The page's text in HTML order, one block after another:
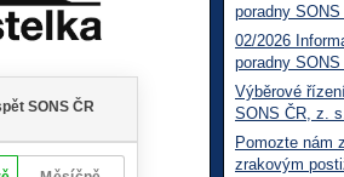
poradny SONS
02/2026
poradny SONS
Výběrové
SONS ČR, z. s.
Pomozte nám
zrakovým